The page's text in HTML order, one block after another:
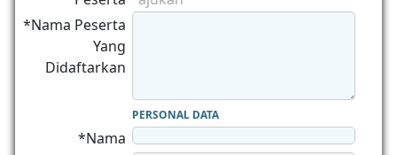
*Nama Peserta
Yang
Didaftarkan
PERSONAL DATA
*Nama